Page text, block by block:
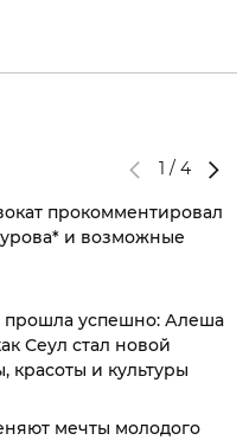
1 / 4
прокомментировал
и возможные
прошла успешно: Алеша
Сеул стал новой
красоты и культуры
мечты молодого